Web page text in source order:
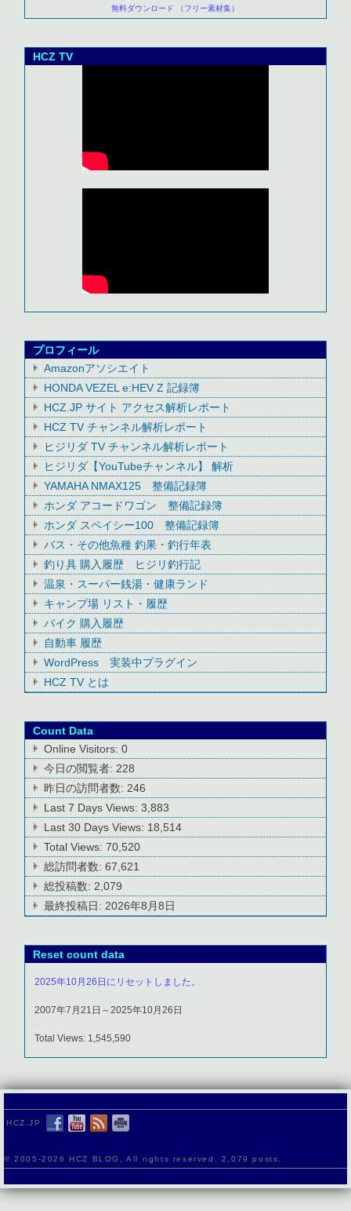
無料ダウンロード （フリー素材集）
HCZ TV
プロフィール
Amazonアソシエイト
HONDA VEZEL e:HEV Z 記録簿
HCZ.JP サイト アクセス解析レポート
HCZ TV チャンネル解析レポート
ヒジリダ TV チャンネル解析レポート
ヒジリダ【YouTubeチャンネル】 解析
YAMAHA NMAX125 整備記録簿
ホンダ アコードワゴン 整備記録簿
ホンダ スペイシー100 整備記録簿
バス・その他魚種 釣果・釣行年表
釣り具 購入履歴 ヒジリ釣行記
温泉・スーパー銭湯・健康ランド
キャンプ場 リスト・履歴
バイク 購入履歴
自動車 履歴
WordPress 実装中プラグイン
HCZ TV とは
Count Data
Online Visitors:0
今日の閲覧者: 228
昨日の訪問者数: 246
Last 7 Days Views:3,883
Last 30 Days Views: 18,514
Total Views:70,520
総訪問者数:67,621
総投稿数: 2,079
最終投稿日: 2026年8月8日
Reset count data
2025年10月26日にリセットしました。
2007年7月21日～2025年10月26日
Total Views: 1,545,590
HCZ.JP
© 2005-2026 HCZ BLOG, All rights reserved. 2,079 posts.